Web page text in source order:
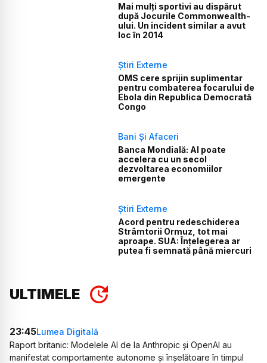
Mai mulți sportivi au dispărut
după Jocurile Commonwealth-
ului. Un incident similar a avut
loc în 2014
Știri Externe
OMS cere sprijin suplimentar
pentru combaterea focarului de
Ebola din Republica Democrată
Congo
Bani Și Afaceri
Banca Mondială: AI poate
accelera cu un secol
dezvoltarea economiilor
emergente
Știri Externe
Acord pentru redeschiderea
Strâmtorii Ormuz, tot mai
aproape. SUA: Înțelegerea ar
putea fi semnată până miercuri
ULTIMELE
23:45Lumea Digitală
Raport britanic: Modelele AI de la Anthropic și OpenAI au
manifestat comportamente autonome și înșelătoare în timpul